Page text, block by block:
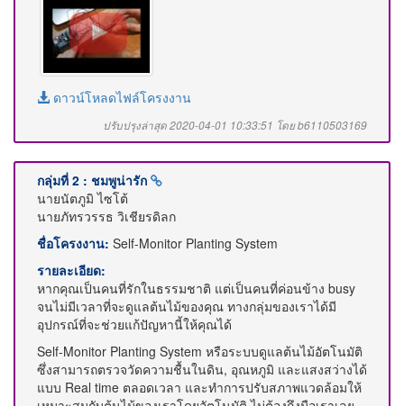
ดาวน์โหลดไฟล์โครงงาน
ปรับปรุงล่าสุด 2020-04-01 10:33:51 โดย b6110503169
กลุ่มที่ 2 : ชมพูน่ารัก
นายนัตภูมิ ไซโต้
นายภัทรวรรธ วิเชียรดิลก
ชื่อโครงงาน: Self-Monitor Planting System
รายละเอียด:
หากคุณเป็นคนที่รักในธรรมชาติ แต่เป็นคนที่ค่อนข้าง busy
จนไม่มีเวลาที่จะดูแลต้นไม้ของคุณ ทางกลุ่มของเราได้มี
อุปกรณ์ที่จะช่วยแก้ปัญหานี้ให้คุณได้
Self-Monitor Planting System หรือระบบดูแลต้นไม้อัตโนมัติ
ซึ่งสามารถตรวจวัดความชื้นในดิน, อุณหภูมิ และแสงสว่างได้
แบบ Real time ตลอดเวลา และทำการปรับสภาพแวดล้อมให้